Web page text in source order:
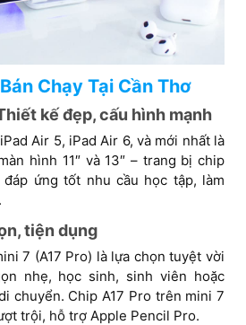
Chạy Tại Cần Thơ
kế đẹp, cấu hình mạnh
Air 5, iPad Air 6, và mới nhất là
hình 11″ và 13″ – trang bị chip
ứng tốt nhu cầu học tập, làm
tiện dụng
7 (A17 Pro) là lựa chọn tuyệt vời
nhẹ, học sinh, sinh viên hoặc
chuyển. Chip A17 Pro trên mini 7
trội, hỗ trợ Apple Pencil Pro.